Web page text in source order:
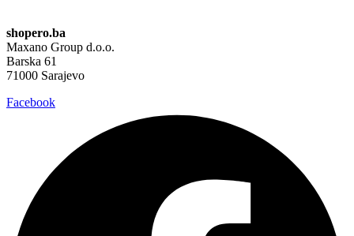
shopero.ba
Maxano Group d.o.o.
Barska 61
71000 Sarajevo
Facebook